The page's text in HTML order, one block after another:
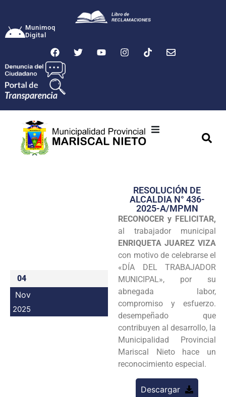
Munimoq
Digital
Transparencia
Seguridad
Programas
Intranet
04
Nov
2025
RESOLUCIÓN DE
ALCALDIA N° 436-
2025-A/MPMN
RECONOCER y FELICITAR,
al trabajador municipal
ENRIQUETA JUAREZ VIZA
con motivo de celebrarse el
«DÍA DEL TRABAJADOR
MUNICIPAL», por su
abnegada labor,
compromiso y esfuerzo.
desempeñado que
contribuyen al desarrollo, la
Municipalidad Provincial
Mariscal Nieto hace un
reconocimiento especial.
Descargar